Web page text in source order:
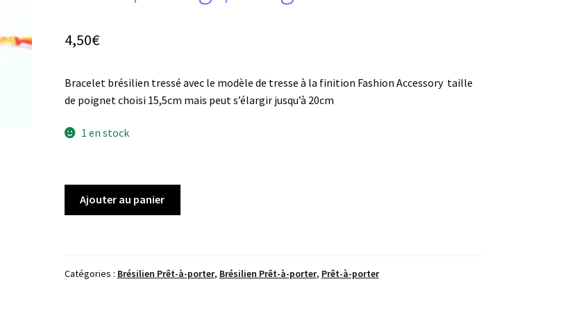
4,50€
Bracelet brésilien tressé avec le modèle de tresse à la finition Fashion Accessory taille
de poignet choisi 15,5cm mais peut s’élargir jusqu’à 20cm
1 en stock
Jaune/Orange/Rouge
Ajouter au panier
Catégories : Brésilien Prêt-à-porter, Brésilien Prêt-à-porter, Prêt-à-porter